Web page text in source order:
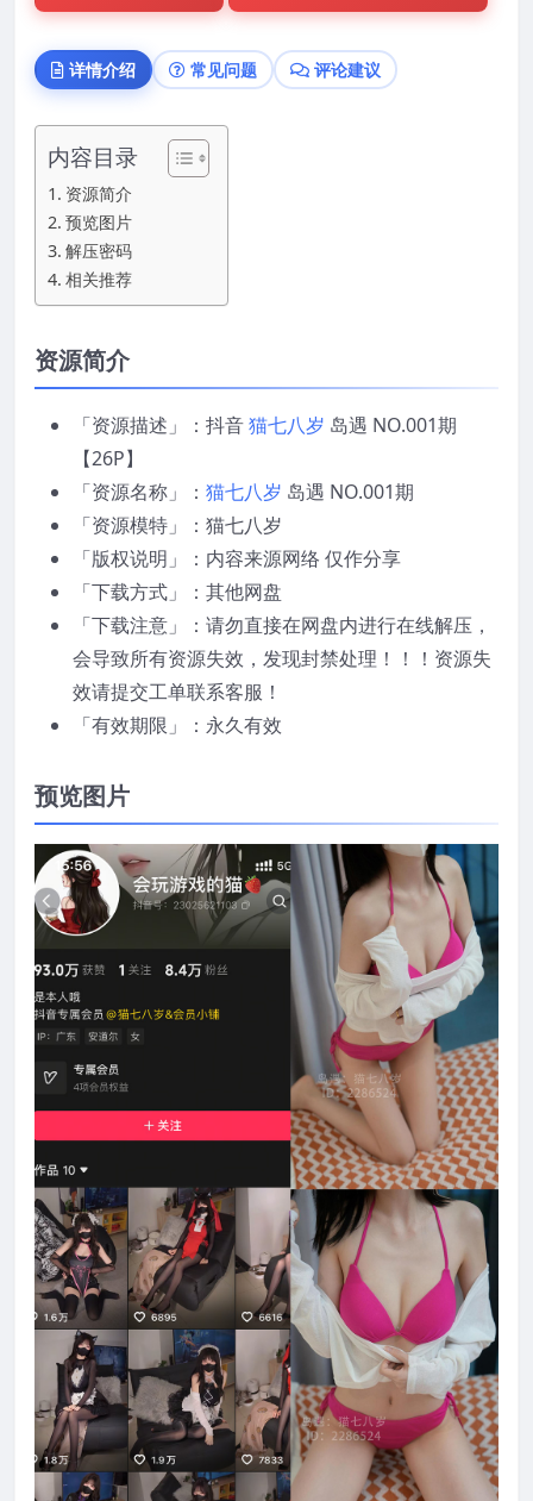
详情介绍 常见问题 评论建议
内容目录
资源简介
预览图片
解压密码
相关推荐
资源简介
「资源描述」：抖音猫七八岁 岛遇 NO.001期
【26P】
「资源名称」： 猫七八岁 岛遇 NO.001期
「资源模特」：猫七八岁
「版权说明」：内容来源网络 仅作分享
「下载方式」：其他网盘
「下载注意」：请勿直接在网盘内进行在线解压，
会导致所有资源失效，发现封禁处理！！！资源失
效请提交工单联系客服！
「有效期限」：永久有效
预览图片